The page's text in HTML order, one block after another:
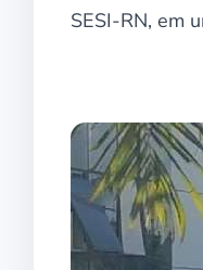
SESI-RN, em